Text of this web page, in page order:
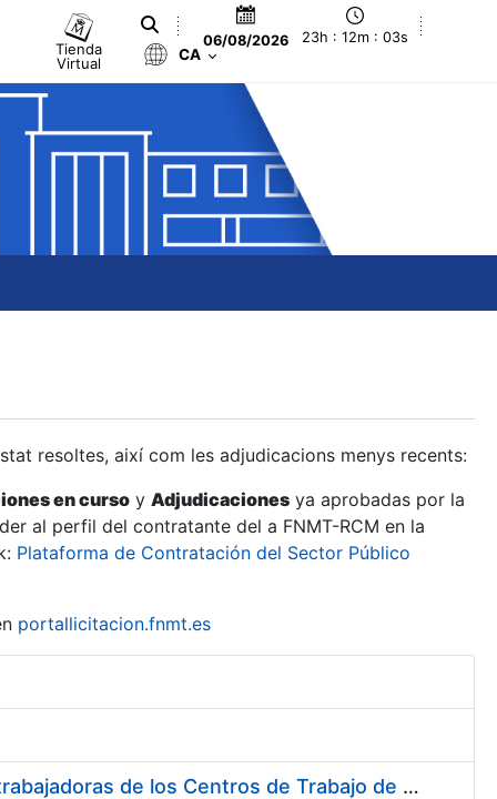
Tienda
Virtual
06/08/2026 23h : 12m : 04s
CA
resoltes, així com les adjudicacions menys recents:
en curso y Adjudicaciones ya aprobadas por la
al perfil del contratante del a FNMT-RCM en la
Plataforma de Contratación del Sector Público
portallicitacion.fnmt.es
Suministro de Protectores Auditivos a medida para las personas trabajadoras de los Centros de Trabajo de Madrid y Burgos